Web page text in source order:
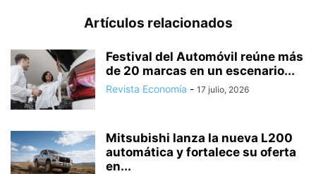
Artículos relacionados
Festival del Automóvil reúne más
de 20 marcas en un escenario...
Revista Economía - 17 julio, 2026
Mitsubishi lanza la nueva L200
automática y fortalece su oferta
en...